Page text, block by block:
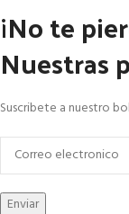
¡No te
Nuestras
Suscribete a nuestro